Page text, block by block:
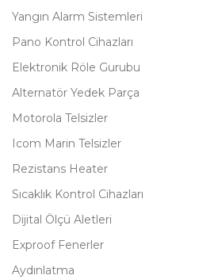
Yangın Alarm Sistemleri
Pano Kontrol Cihazları
Elektronik Röle Gurubu
Alternatör Yedek Parça
Motorola Telsizler
Icom Marin Telsizler
Rezistans Heater
Sıcaklık Kontrol Cihazları
Dijital Ölçü Aletleri
Exproof Fenerler
Aydınlatma